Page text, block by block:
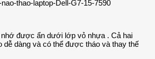
nhớ được ẩn dưới lớp vỏ nhựa . Cả hai
dễ dàng và có thể được tháo và thay thế